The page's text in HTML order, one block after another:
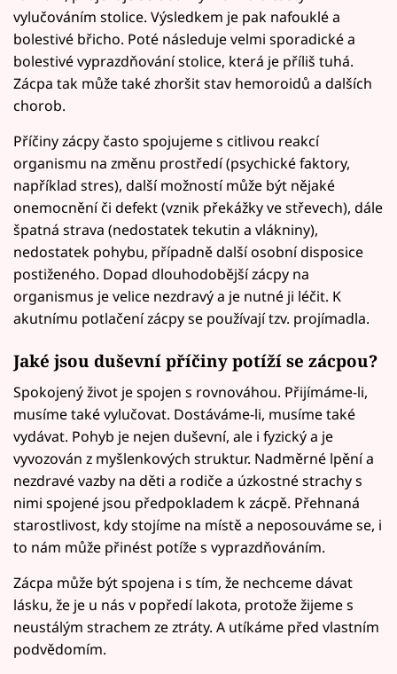
vylučováním stolice. Výsledkem je pak nafouklé a
bolestivé břicho. Poté následuje velmi sporadické a
bolestivé vyprazdňování stolice, která je příliš tuhá.
Zácpa tak může také zhoršit stav hemoroidů a dalších
chorob.
Příčiny zácpy často spojujeme s citlivou reakcí
organismu na změnu prostředí (psychické faktory,
například stres), další možností může být nějaké
onemocnění či defekt (vznik překážky ve střevech), dále
špatná strava (nedostatek tekutin a vlákniny),
nedostatek pohybu, případně další osobní disposice
postiženého. Dopad dlouhodobější zácpy na
organismus je velice nezdravý a je nutné ji léčit. K
akutnímu potlačení zácpy se používají tzv. projímadla.
Jaké jsou duševní příčiny potíží se zácpou?
Spokojený život je spojen s rovnováhou. Přijímáme-li,
musíme také vylučovat. Dostáváme-li, musíme také
vydávat. Pohyb je nejen duševní, ale i fyzický a je
vyvozován z myšlenkových struktur. Nadměrné lpění a
nezdravé vazby na děti a rodiče a úzkostné strachy s
nimi spojené jsou předpokladem k zácpě. Přehnaná
starostlivost, kdy stojíme na místě a neposouváme se, i
to nám může přinést potíže s vyprazdňováním.
Zácpa může být spojena i s tím, že nechceme dávat
lásku, že je u nás v popředí lakota, protože žijeme s
neustálým strachem ze ztráty. A utíkáme před vlastním
podvědomím.